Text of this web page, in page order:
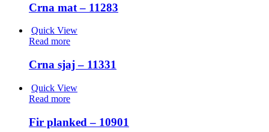
Crna mat – 11283
Quick View
Read more
Crna sjaj – 11331
Quick View
Read more
Fir planked – 10901